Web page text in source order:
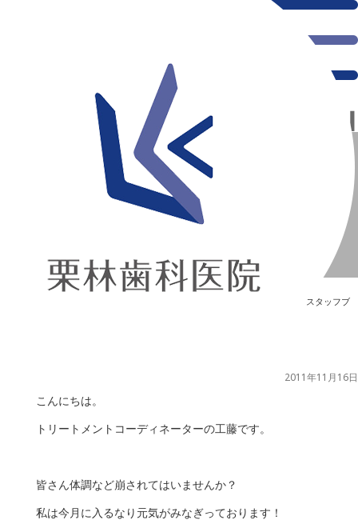
スタッフブ
2011年11月16日
こんにちは。
トリートメントコーディネーターの工藤です。
皆さん体調など崩されてはいませんか？
私は今月に入るなり元気がみなぎっております！